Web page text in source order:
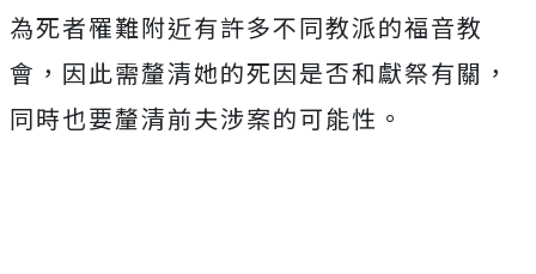
為死者罹難附近有許多不同教派的福音教
會，因此需釐清她的死因是否和獻祭有關，
同時也要釐清前夫涉案的可能性。